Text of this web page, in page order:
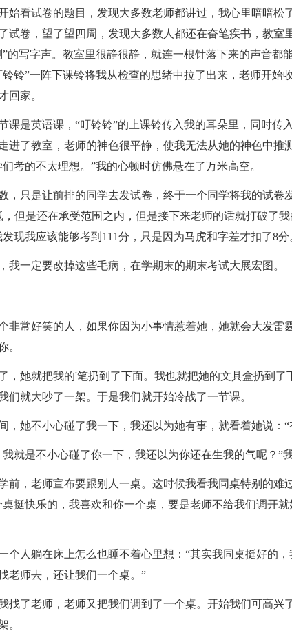
始看试卷的题目，发现大多数老师都讲过，我心里暗暗松
试卷，望了望四周，发现大多数人都还在奋笔疾书，教室
”的写字声。教室里很静很静，就连一根针落下来的声音都
铃”一阵下课铃将我从检查的思绪中拉了出来，老师开始
回家。
课是英语课，“叮铃铃”的上课铃传入我的耳朵里，同时传
进了教室，老师的神色很平静，使我无法从她的神色中推
考的不太理想。”我的心顿时仿佛悬在了万米高空。
，只是让前排的同学去发试卷，终于一个同学将我的试卷
，但是还在承受范围之内，但是接下来老师的话就打破了我
现我应该能够考到111分，只是因为马虎和字差才扣了8分
我一定要改掉这些毛病，在学期末的期末考试大展宏图。
非常好笑的人，如果你因为小事情惹着她，她就会大发雷
。
，她就把我的'笔扔到了下面。我也就把她的文具盒扔到了
们就大吵了一架。于是我们就开始冷战了一节课。
，她不小心碰了我一下，我还以为她有事，就看着她说：“
就是不小心碰了你一下，我还以为你还在生我的气呢？”
前，老师宣布要跟别人一桌。这时候我看我同桌特别的难
挺快乐的，我喜欢和你一个桌，要是老师不给我们调开
个人躺在床上怎么也睡不着心里想：“其实我同桌挺好的
老师去，还让我们一个桌。”
找了老师，老师又把我们调到了一个桌。开始我们可高兴
。